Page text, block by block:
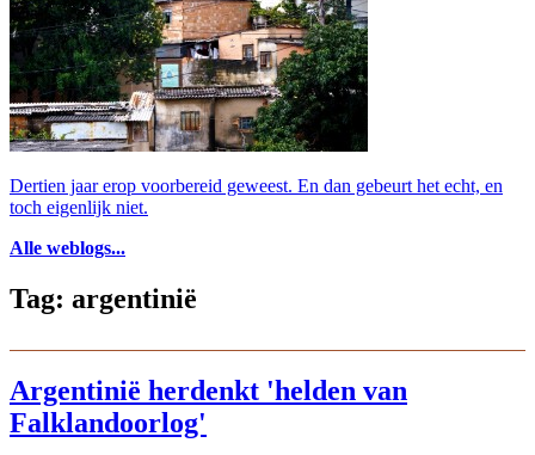
Dertien jaar erop voorbereid geweest. En dan gebeurt het echt, en
toch eigenlijk niet.
Alle weblogs...
Tag: argentinië
Argentinië herdenkt 'helden van
Falklandoorlog'